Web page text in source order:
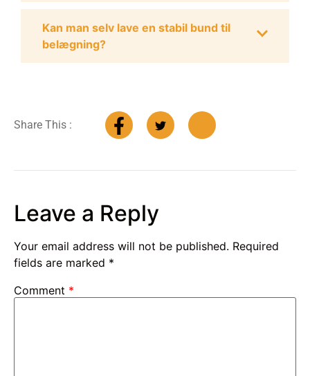
Kan man selv lave en stabil bund til
belægning?
Share This :
Leave a Reply
Your email address will not be published. Required
fields are marked *
Comment *